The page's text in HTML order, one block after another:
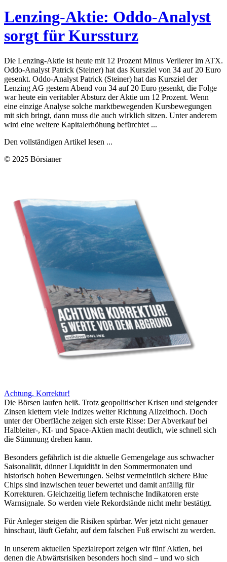
Lenzing-Aktie: Oddo-Analyst
sorgt für Kurssturz
Die Lenzing-Aktie ist heute mit 12 Prozent Minus Verlierer im ATX.
Oddo-Analyst Patrick (Steiner) hat das Kursziel von 34 auf 20 Euro
gesenkt. Oddo-Analyst Patrick (Steiner) hat das Kursziel der
Lenzing AG gestern Abend von 34 auf 20 Euro gesenkt, die Folge
war heute ein veritabler Absturz der Aktie um 12 Prozent. Wenn
eine einzige Analyse solche marktbewegenden Kursbewegungen
mit sich bringt, dann muss die auch wirklich sitzen. Unter anderem
wird eine weitere Kapitalerhöhung befürchtet ...
Den vollständigen Artikel lesen ...
© 2025 Börsianer
Achtung, Korrektur!
Die Börsen laufen heiß. Trotz geopolitischer Krisen und steigender
Zinsen klettern viele Indizes weiter Richtung Allzeithoch. Doch
unter der Oberfläche zeigen sich erste Risse: Der Abverkauf bei
Halbleiter-, KI- und Space-Aktien macht deutlich, wie schnell sich
die Stimmung drehen kann.
Besonders gefährlich ist die aktuelle Gemengelage aus schwacher
Saisonalität, dünner Liquidität in den Sommermonaten und
historisch hohen Bewertungen. Selbst vermeintlich sichere Blue
Chips sind inzwischen teuer bewertet und damit anfällig für
Korrekturen. Gleichzeitig liefern technische Indikatoren erste
Warnsignale. So werden viele Rekordstände nicht mehr bestätigt.
Für Anleger steigen die Risiken spürbar. Wer jetzt nicht genauer
hinschaut, läuft Gefahr, auf dem falschen Fuß erwischt zu werden.
In unserem aktuellen Spezialreport zeigen wir fünf Aktien, bei
denen die Abwärtsrisiken besonders hoch sind – und wo sich